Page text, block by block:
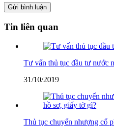
Tin liên quan
Tư vấn thủ tục đầu tư nước
31/10/2019
Thủ tục chuyển nhượng cổ